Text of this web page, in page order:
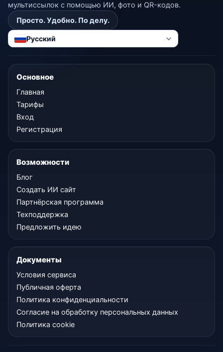
мультиссылок с помощью ИИ, фото и QR-кодов.
Просто. Удобно. По делу.
Русский
Основное
Главная
Тарифы
Вход
Регистрация
Возможности
Блог
Создать ИИ сайт
Партнёрская программа
Техподдержка
Предложить идею
Документы
Условия сервиса
Публичная оферта
Политика конфиденциальности
Согласие на обработку персональных данных
Политика cookie